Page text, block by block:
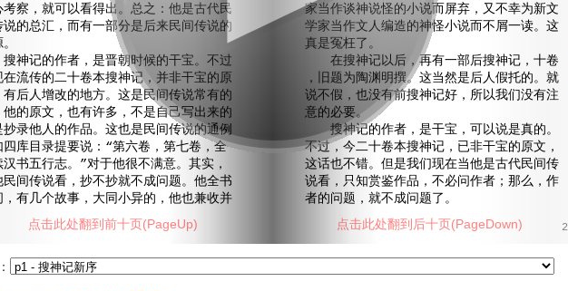
考察，就可以看得出。总之：他是古代民
说的总汇，而有一部分是后来民间传说的
记的作者，是晋朝时候的干宝。不过
在流传的二十卷本搜神记，并非干宝的原
有后人增改的地方。这是民间传说常有的
他的原文，也有许多，不是自己写出来的
抄录他人的作品。这也是民间传说的通例
四库目录提要说：“第六卷，第七卷，全
汉书五行志。”对于他很不满意。其实，
民间传说看，抄不抄就不成问题。他全书
，有几个故事，大同小异的，他也兼收并
家当作谈神说怪的小说而屏弃，又不幸为新文
学家当作文人编造的神怪小说而不屑一读。这
真是冤枉了。
在搜神记以后，再有一部后搜神记，十卷
，旧题为陶渊明撰。这当然是后人假托的。就
说不假，也没有前搜神记好，所以我们没有注
意的必要。
搜神记的作者，是干宝，可以说是真的。
不过，今二十卷本搜神记，已非干宝的原文，
这话也不错。但是我们现在当他是古代民间传
说看，只知赏鉴作品，不必问作者；那么，作
者的问题，就不成问题了。
2
点击此处翻到前十页(PageUp) 点击此处翻到后十页(PageDown)